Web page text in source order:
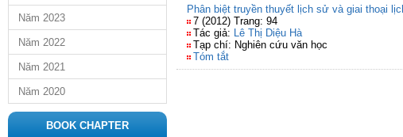
Năm 2023
Năm 2022
Năm 2021
Năm 2020
BOOK CHAPTER
Phân biệt truyền thuyết lịch sử và giai thoại
7 (2012) Trang: 94
Tác giả: Lê Thị Diệu Hà
Tạp chí: Nghiên cứu văn học
Tóm tắt